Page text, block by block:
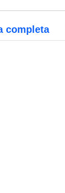
completa